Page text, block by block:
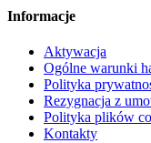
Informacje
Aktywacja
Ogólne warunki
Polityka
Rezygnacja z
Polityka plików
Kontakty